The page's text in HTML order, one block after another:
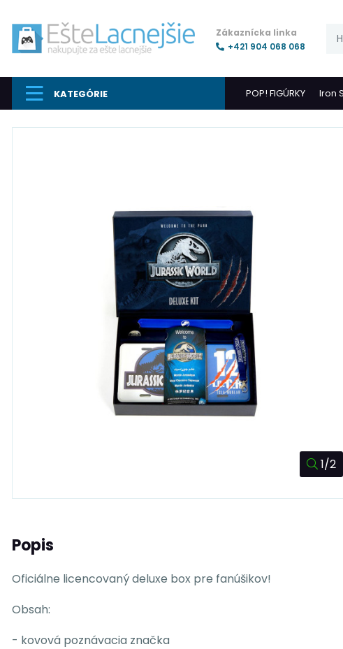
Zákaznícka linka
+421 904 068 068
KATEGÓRIE POP! FIGÚRKY Iron
1/2
Popis
Oficiálne licencovaný deluxe box pre fanúšikov!
Obsah:
- kovová poznávacia značka